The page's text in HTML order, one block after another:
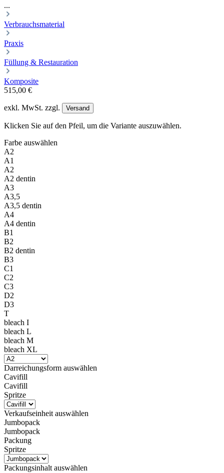
...
Verbrauchsmaterial
Praxis
Füllung & Restauration
Komposite
515,00 €
exkl. MwSt. zzgl. Versand
Klicken Sie auf den Pfeil, um die Variante auszuwählen.
Farbe auswählen
A2
A1
A2
A2 dentin
A3
A3,5
A3,5 dentin
A4
A4 dentin
B1
B2
B2 dentin
B3
C1
C2
C3
D2
D3
T
bleach I
bleach L
bleach M
bleach XL
Darreichungsform auswählen
Cavifill
Cavifill
Spritze
Verkaufseinheit auswählen
Jumbopack
Jumbopack
Packung
Spritze
Packungsinhalt auswählen